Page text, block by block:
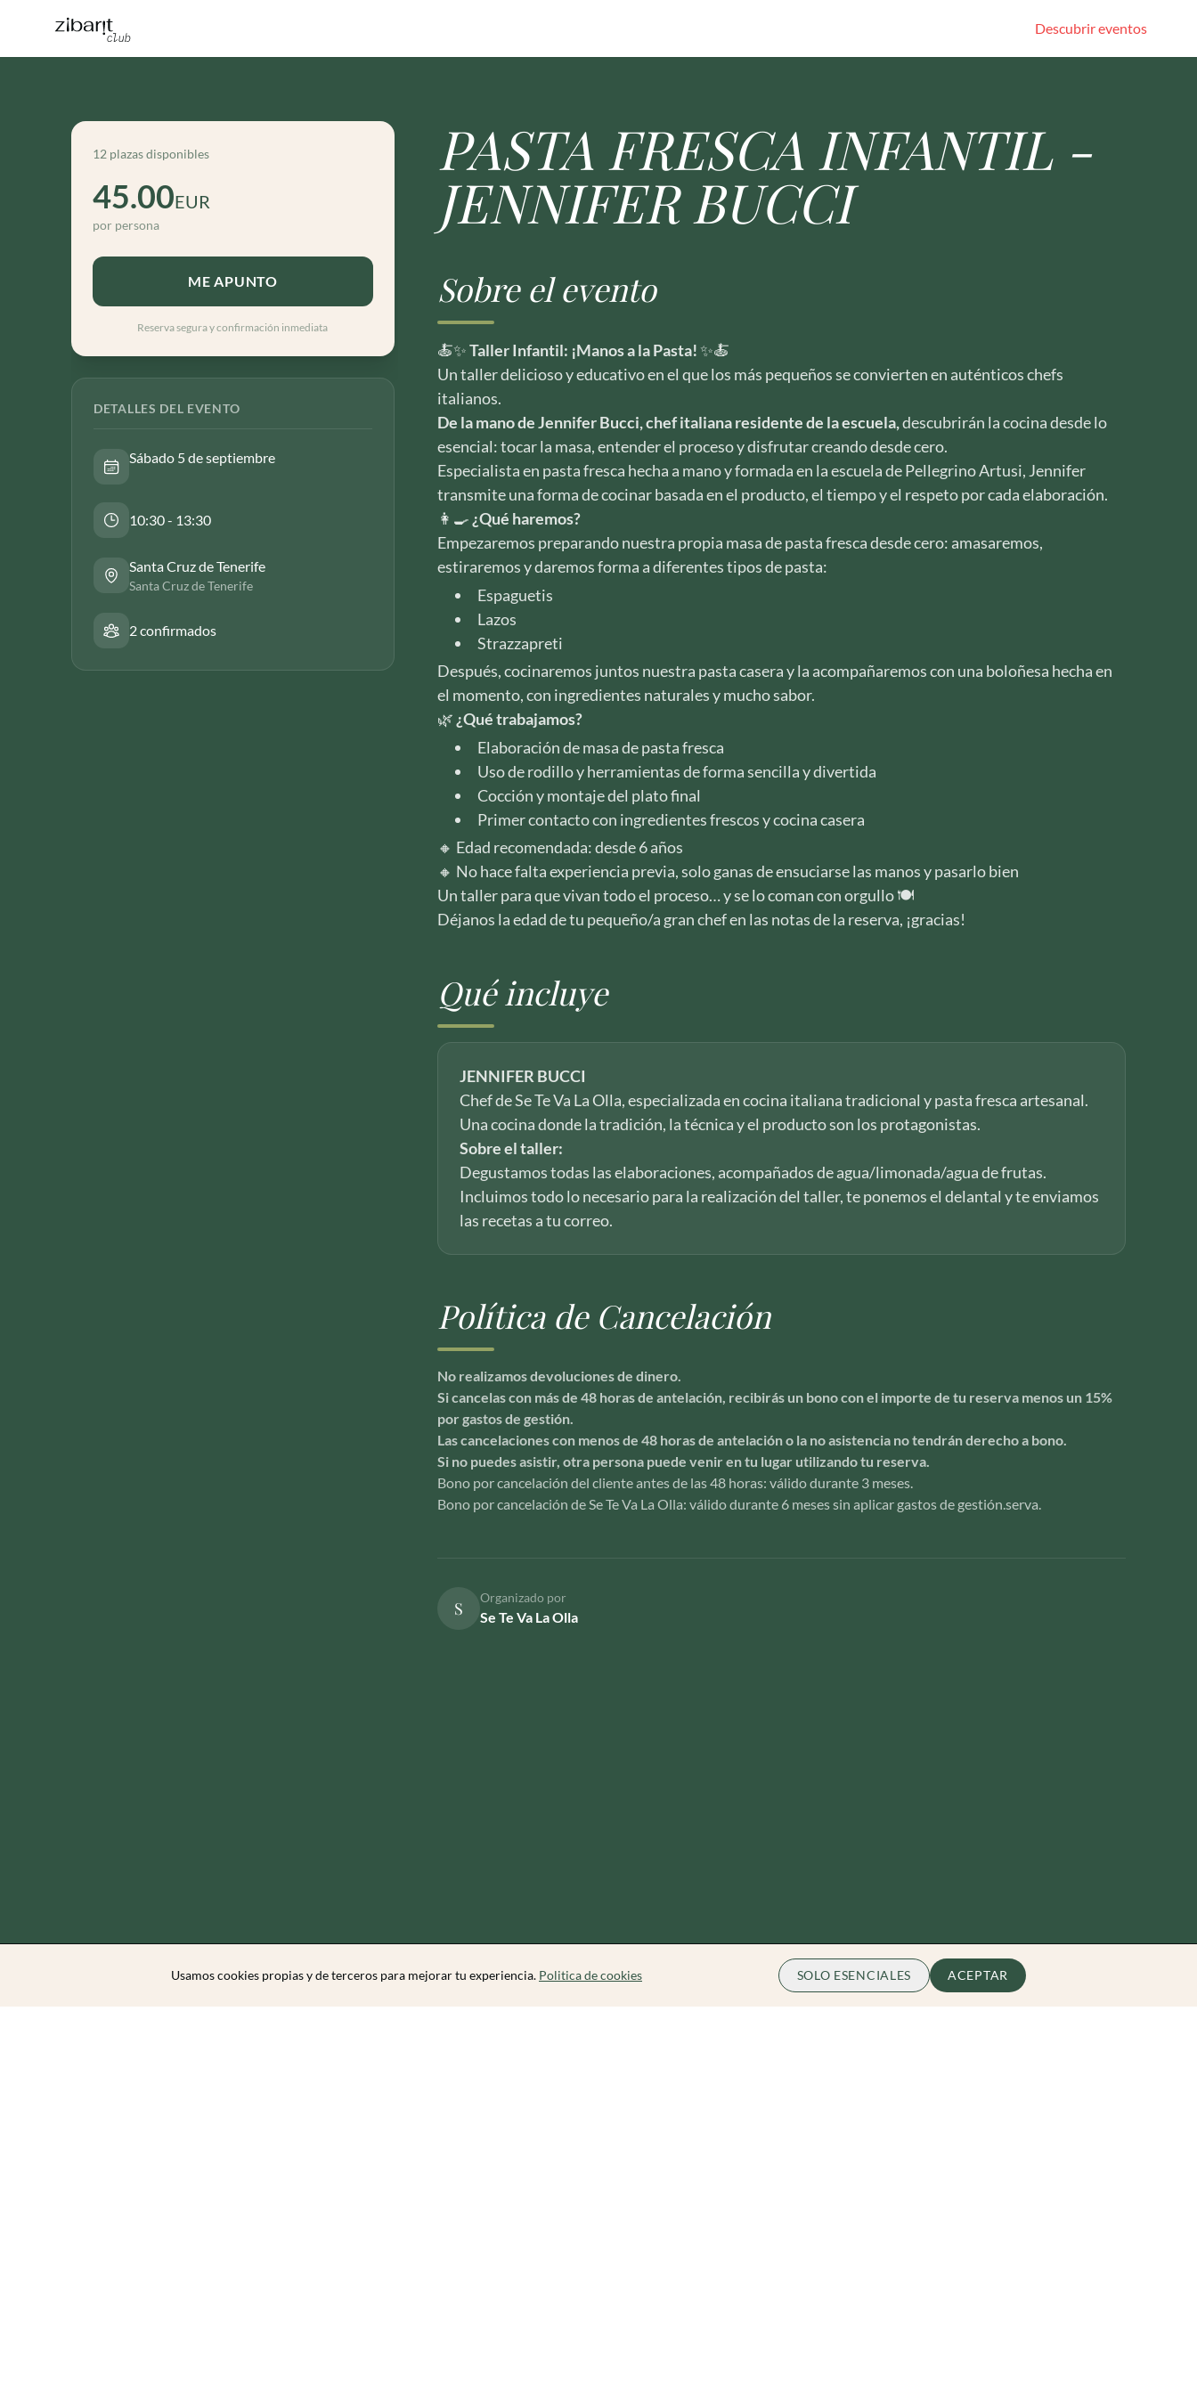
Descubrir eventos
12 plazas disponibles
45.00EUR
por persona
ME APUNTO
Reserva segura y confirmación inmediata
DETALLES DEL EVENTO
Sábado 5 de septiembre
10:30 - 13:30
Santa Cruz de Tenerife
Santa Cruz de Tenerife
2 confirmados
PASTA FRESCA INFANTIL -
JENNIFER BUCCI
Sobre el evento
🍝✨Taller Infantil: ¡Manos a la Pasta!✨🍝
Un taller delicioso y educativo en el que los más pequeños se convierten en auténticos chefs
italianos.
De la mano de Jennifer Bucci, chef italiana residente de la escuela,descubrirán la cocina desde lo
esencial: tocar la masa, entender el proceso y disfrutar creando desde cero.
Especialista en pasta fresca hecha a mano y formada en la escuela de Pellegrino Artusi, Jennifer
transmite una forma de cocinar basada en el producto, el tiempo y el respeto por cada elaboración.
👩‍🍳 ¿Qué haremos?
Empezaremos preparando nuestra propia masa de pasta fresca desde cero: amasaremos,
estiraremos y daremos forma a diferentes tipos de pasta:
Espaguetis
Lazos
Strazzapreti
Después, cocinaremos juntos nuestra pasta casera y la acompañaremos con una boloñesa hecha en
el momento, con ingredientes naturales y mucho sabor.
🌿 ¿Qué trabajamos?
Elaboración de masa de pasta fresca
Uso de rodillo y herramientas de forma sencilla y divertida
Cocción y montaje del plato final
Primer contacto con ingredientes frescos y cocina casera
🔸 Edad recomendada: desde 6 años
🔸 No hace falta experiencia previa, solo ganas de ensuciarse las manos y pasarlo bien
Un taller para que vivan todo el proceso… y se lo coman con orgullo 🍽️
Déjanos la edad de tu pequeño/a gran chef en las notas de la reserva, ¡gracias!
Qué incluye
JENNIFER BUCCI
Chef de Se Te Va La Olla, especializada en cocina italiana tradicional y pasta fresca artesanal.
Una cocina donde la tradición, la técnica y el producto son los protagonistas.
Sobre el taller:
Degustamos todas las elaboraciones, acompañados de agua/limonada/agua de frutas.
Incluimos todo lo necesario para la realización del taller, te ponemos el delantal y te enviamos
las recetas a tu correo.
Política de Cancelación
No realizamos devoluciones de dinero.
Si cancelas con más de 48 horas de antelación, recibirás un bono con el importe de tu reserva menos un 15%
por gastos de gestión.
Las cancelaciones con menos de 48 horas de antelación o la no asistencia no tendrán derecho a bono.
Si no puedes asistir, otra persona puede venir en tu lugar utilizando tu reserva.
Bono por cancelación del cliente antes de las 48 horas: válido durante 3 meses.
Bono por cancelación de Se Te Va La Olla: válido durante 6 meses sin aplicar gastos de gestión.serva.
S
Organizado por
Se Te Va La Olla
Usamos cookies propias y de terceros para mejorar tu experiencia. Politica de cookies SOLO ESENCIALES ACEPTAR